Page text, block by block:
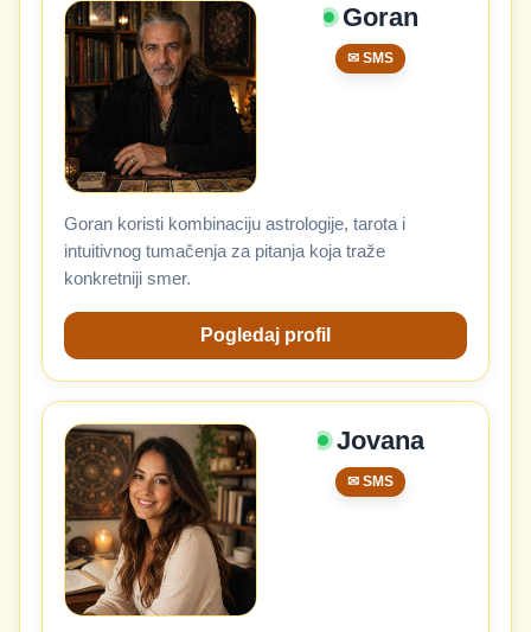
Goran
✉ SMS
Goran koristi kombinaciju astrologije, tarota i
intuitivnog tumačenja za pitanja koja traže
konkretniji smer.
Pogledaj profil
Jovana
✉ SMS